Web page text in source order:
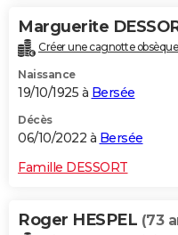
Marguerite
Créer une cagnotte
Naissance
19/10/1925 à Bersée
Décès
06/10/2022 à Bersée
Famille DESSORT
Roger HESPEL (73